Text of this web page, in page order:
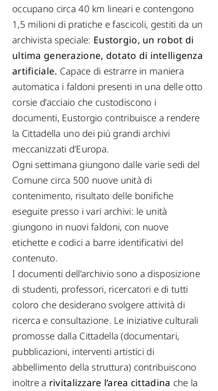
occupano circa 40 km lineari e contengono
1,5 milioni di pratiche e fascicoli, gestiti da un
archivista speciale: Eustorgio, un robot di
ultima generazione, dotato di intelligenza
artificiale. Capace di estrarre in maniera
automatica i faldoni presenti in una delle otto
corsie d’acciaio che custodiscono i
documenti, Eustorgio contribuisce a rendere
la Cittadella uno dei più grandi archivi
meccanizzati d’Europa.
Ogni settimana giungono dalle varie sedi del
Comune circa 500 nuove unità di
contenimento, risultato delle bonifiche
eseguite presso i vari archivi: le unità
giungono in nuovi faldoni, con nuove
etichette e codici a barre identificativi del
contenuto.
I documenti dell’archivio sono a disposizione
di studenti, professori, ricercatori e di tutti
coloro che desiderano svolgere attività di
ricerca e consultazione. Le iniziative culturali
promosse dalla Cittadella (documentari,
pubblicazioni, interventi artistici di
abbellimento della struttura) contribuiscono
inoltre a rivitalizzare l’area cittadina che la